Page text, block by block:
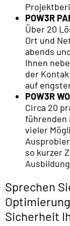
POW3R
Über 20
Ort und
abends
Ihnen
der
auf
POW3R
Circa 20
führenden
vieler
so kurzer
Sprechen
Sicherheit